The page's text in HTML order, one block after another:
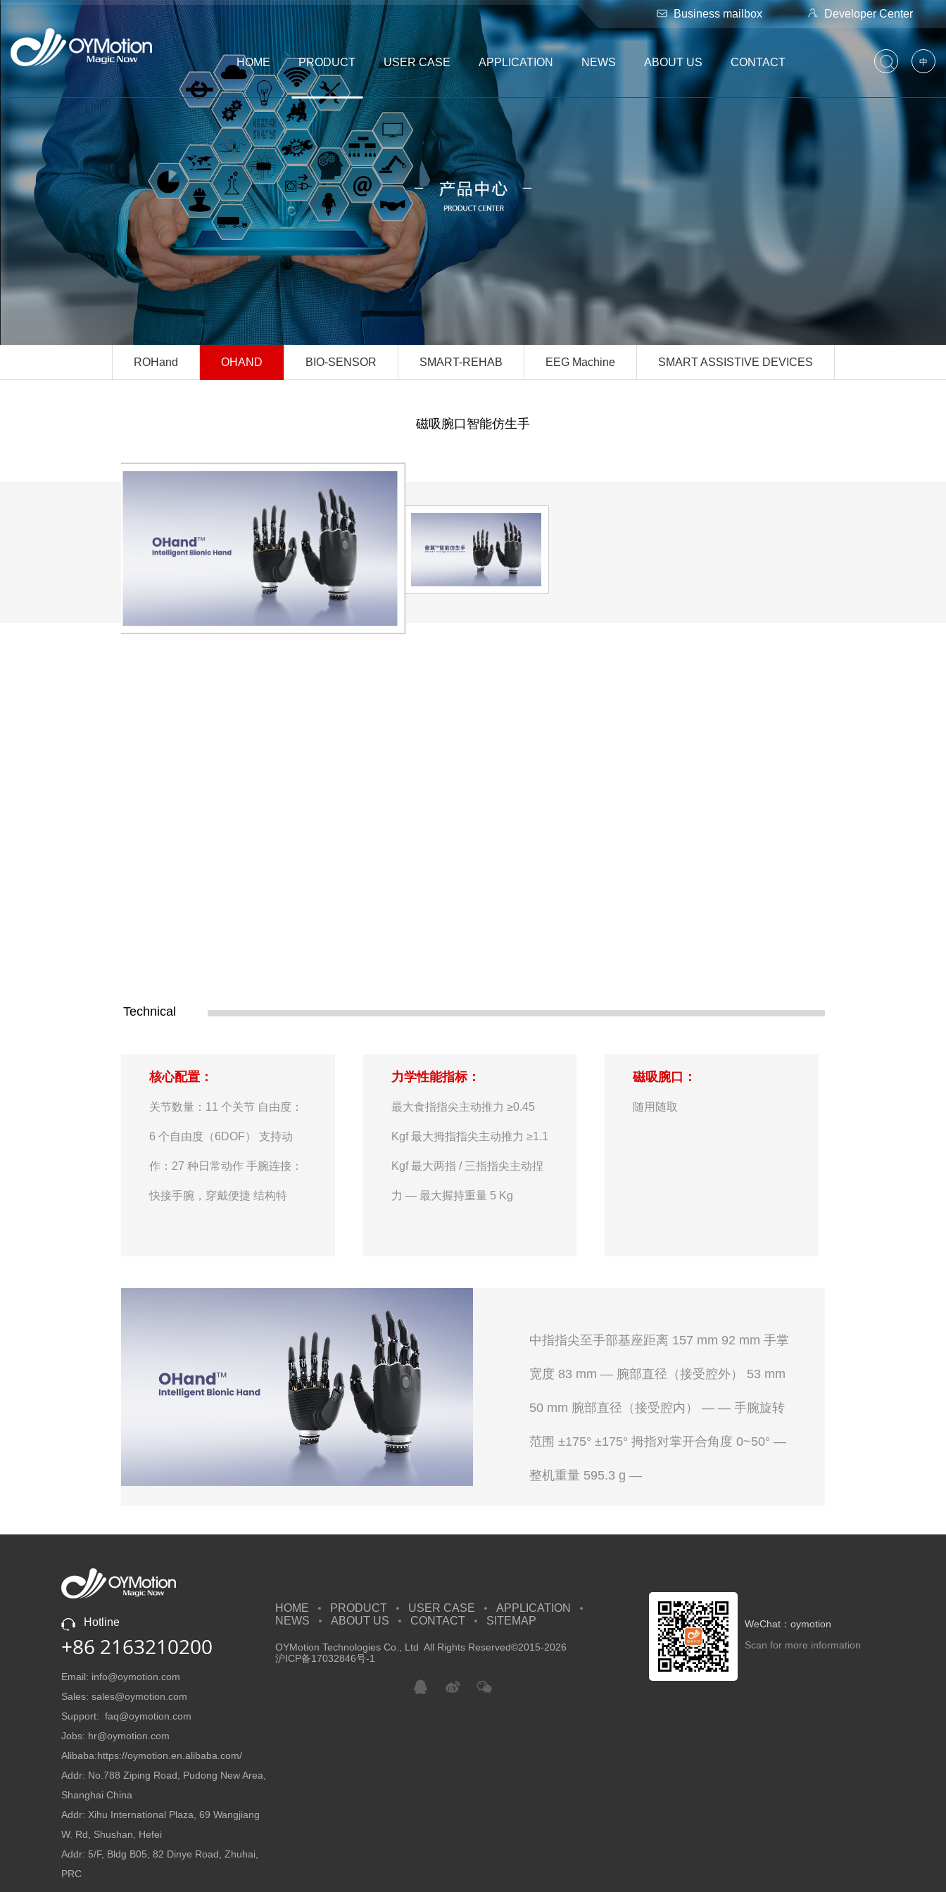
Business mailbox Developer Center
中
HOME PRODUCT USER CASE APPLICATION NEWS ABOUT US CONTACT
ROHand OHAND BIO-SENSOR SMART-REHAB EEG Machine SMART ASSISTIVE DEVICES
磁吸腕口智能仿生手
Technical
核心配置：
关节数量：11 个关节 自由度：
6 个自由度（6DOF） 支持动
作：27 种日常动作 手腕连接：
快接手腕，穿戴便捷 结构特
力学性能指标：
最大食指指尖主动推力 ≥0.45
Kgf 最大拇指指尖主动推力 ≥1.1
Kgf 最大两指 / 三指指尖主动捏
力 — 最大握持重量 5 Kg
磁吸腕口：
随用随取
中指指尖至手部基座距离 157 mm 92 mm 手掌
宽度 83 mm — 腕部直径（接受腔外） 53 mm
50 mm 腕部直径（接受腔内） — — 手腕旋转
范围 ±175° ±175° 拇指对掌开合角度 0~50° —
整机重量 595.3 g —
Hotline
+86 2163210200
Email: info@oymotion.com
Sales: sales@oymotion.com
Support: faq@oymotion.com
Jobs: hr@oymotion.com
Alibaba:https://oymotion.en.alibaba.com/
Addr: No.788 Ziping Road, Pudong New Area,
Shanghai China
Addr: Xihu International Plaza, 69 Wangjiang
W. Rd, Shushan, Hefei
Addr: 5/F, Bldg B05, 82 Dinye Road, Zhuhai,
PRC
HOME PRODUCT USER CASE
APPLICATION
NEWS
ABOUT US CONTACT SITEMAP
OYMotion Technologies Co., Ltd All Rights Reserved©2015-2026
沪ICP备17032846号-1
WeChat：oymotion
Scan for more information